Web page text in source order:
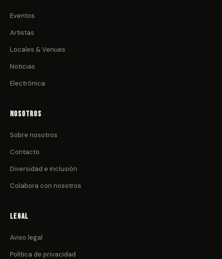
Eventos
Artistas
Locales & Venues
Noticias
Electrónica
Nosotros
Sobre nosotros
Contacto
Diversidad e inclusión
Colabora con nosotros
Legal
Aviso legal
Política de privacidad